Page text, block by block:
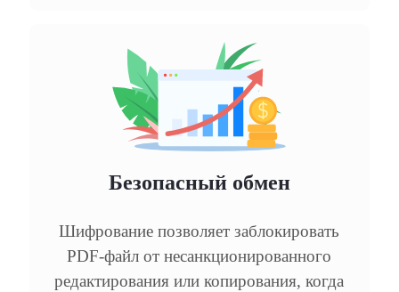
Безопасный обмен
Шифрование позволяет заблокировать
PDF-файл от несанкционированного
редактирования или копирования, когда